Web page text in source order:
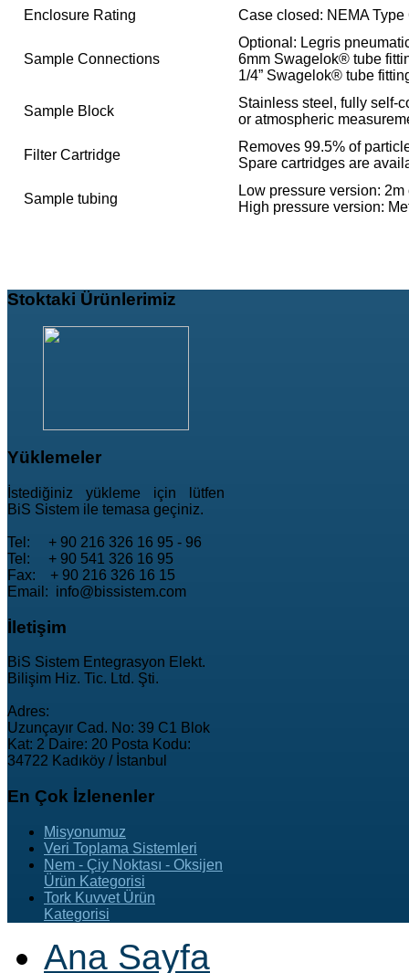
Enclosure Rating Case closed: NEMA Type
Sample Connections
Optional: Legris
6mm Swagelok® tube
1/4” Swagelok® tube
Sample Block
Stainless steel, fully self-
or atmospheric
Filter Cartridge
Removes 99.5% of
Spare cartridges are
Sample tubing
Low pressure version:
High pressure version:
Stoktaki Ürünlerimiz
Yüklemeler
İstediğiniz yükleme için lütfen
BiS Sistem ile temasa geçiniz.
Tel: + 90 216 326 16 95 - 96
Tel: + 90 541 326 16 95
Fax: + 90 216 326 16 15
Email: info@bissistem.com
İletişim
BiS Sistem Entegrasyon Elekt.
Bilişim Hiz. Tic. Ltd. Şti.
Adres:
Uzunçayır Cad. No: 39 C1 Blok
Kat: 2 Daire: 20 Posta Kodu:
34722 Kadıköy / İstanbul
En Çok İzlenenler
Misyonumuz
Veri Toplama Sistemleri
Nem - Çiy Noktası - Oksijen
Ürün Kategorisi
Tork Kuvvet Ürün
Kategorisi
Ana Sayfa